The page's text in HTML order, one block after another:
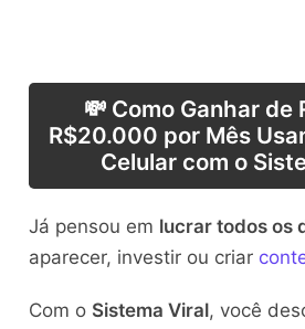
💸 Como Ganhar de
R$20.000 por Mês
Celular com o
Já pensou em lucrar todos os
aparecer, investir ou criar
Com o Sistema Viral, você